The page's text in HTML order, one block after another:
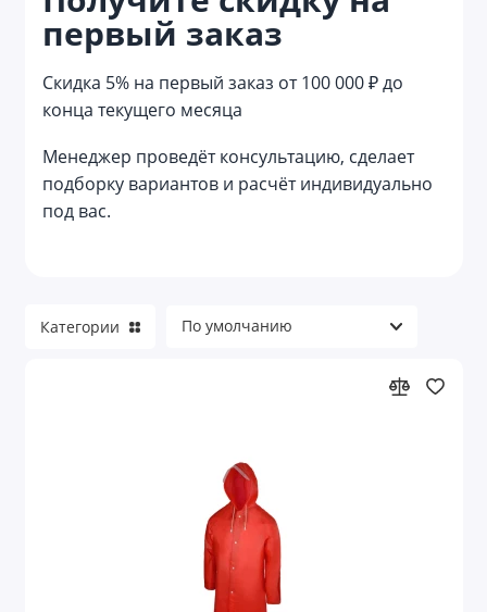
первый заказ
Скидка 5% на первый заказ от 100 000 ₽ до
конца текущего месяца
Менеджер проведёт консультацию, сделает
подборку вариантов и расчёт индивидуально
под вас.
Категории